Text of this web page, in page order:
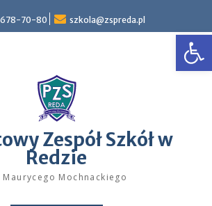
70-80 szkola@zspreda.pl
Zespół Szkół w
Redzie
Maurycego Mochnackiego